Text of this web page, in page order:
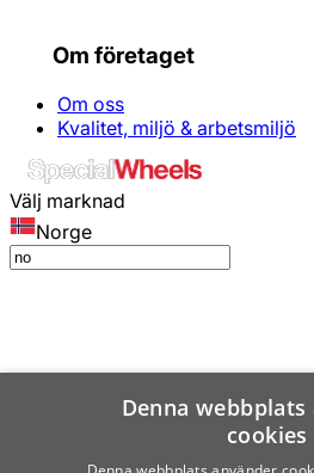
Om företaget
Om oss
Kvalitet, miljö & arbetsmiljö
Välj marknad
Norge
Denna
cookies